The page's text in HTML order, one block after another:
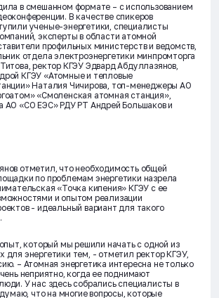
в смешанном формате – с использованием
В качестве спикеров
ученые-энергетики, специалисты
эксперты в области атомной
профильных министерств и ведомств,
отдела электроэнергетики минпромторга
ректор КГЭУ Эдвард Абдуллазянов,
КГЭУ «Атомные и тепловые
Наталия Чичирова, топ-менеджеры АО
«Смоленская атомная станция»,
АО «СО ЕЭС» РДУ РТ Андрей Большаков и
отметил, что необходимость общей
по проблемам энергетики назрела
«Точка кипения» КГЭУ с ее
и опытом реализации
- идеальный вариант для такого
который мы решили начать с одной из
для энергетики тем, - отметил ректор КГЭУ,
– Атомная энергетика интересна не только
неприятно, когда ее поднимают
У нас здесь собрались специалисты в
что на многие вопросы, которые